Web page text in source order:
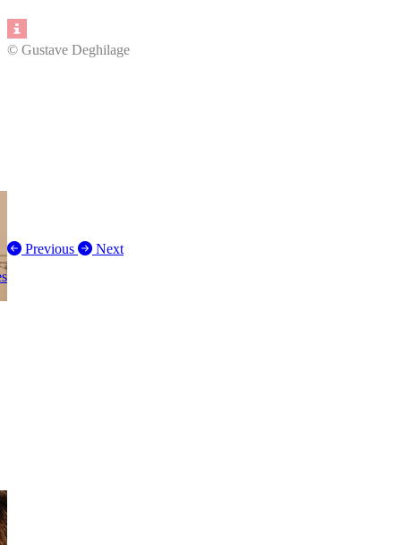
© Gustave Deghilage
Previous Next